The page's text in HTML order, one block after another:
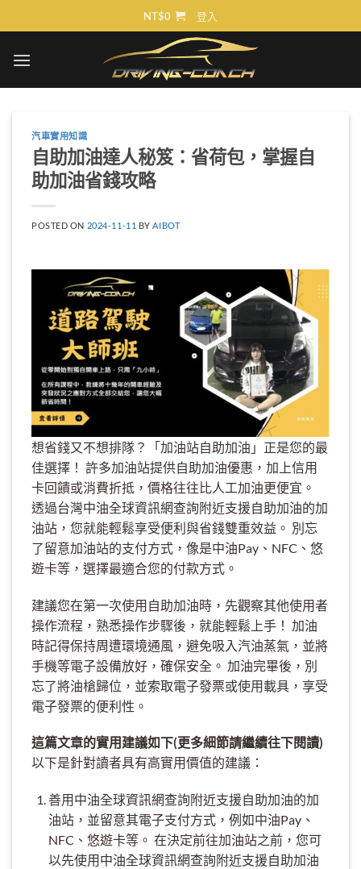
to
NT$0 登入
汽車實用知識
自助加油達人秘笈：省荷包，掌握自
助加油省錢攻略
POSTED ON 2024-11-11 BY AIBOT
想省錢又不想排隊？「加油站自助加油」正是您的最
佳選擇！ 許多加油站提供自助加油優惠，加上信用
卡回饋或消費折抵，價格往往比人工加油更便宜。
透過台灣中油全球資訊網查詢附近支援自助加油的加
油站，您就能輕鬆享受便利與省錢雙重效益。 別忘
了留意加油站的支付方式，像是中油Pay、NFC、悠
遊卡等，選擇最適合您的付款方式。
建議您在第一次使用自助加油時，先觀察其他使用者
操作流程，熟悉操作步驟後，就能輕鬆上手！ 加油
時記得保持周遭環境通風，避免吸入汽油蒸氣，並將
手機等電子設備放好，確保安全。 加油完畢後，別
忘了將油槍歸位，並索取電子發票或使用載具，享受
電子發票的便利性。
這篇文章的實用建議如下(更多細節請繼續往下閱讀)
以下是針對讀者具有高實用價值的建議：
善用中油全球資訊網查詢附近支援自助加油的加
油站，並留意其電子支付方式，例如中油Pay、
NFC、悠遊卡等。 在決定前往加油站之前，您可
以先使用中油全球資訊網查詢附近支援自助加油